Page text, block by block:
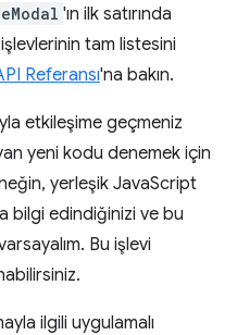
'ın ilk satırında
işlevlerinin tam listesini
Referansı'na bakın.
etkileşime geçmeniz
yeni kodu denemek için
yerleşik JavaScript
bilgi edindiğinizi ve bu
Bu işlevi
ilgili uygulamalı